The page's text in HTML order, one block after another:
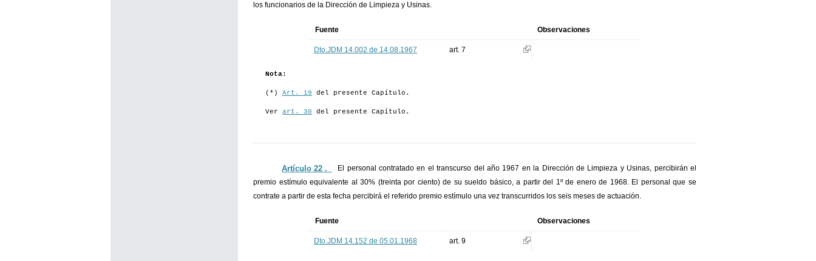
los funcionarios de la Dirección de Limpieza y Usinas.
Fuente Observaciones
Dto.JDM 14.002 de 14.08.1967 art. 7
Nota:
(*) Art. 19 del presente Capítulo.
Ver art. 30 del presente Capítulo.
Artículo 22 ._
El personal contratado en el transcurso del año 1967 en la Dirección de Limpieza y Usinas, percibirán el
premio estímulo equivalente al 30% (treinta por ciento) de su sueldo básico, a partir del 1º de enero de 1968. El personal que se
contrate a partir de esta fecha percibirá el referido premio estímulo una vez transcurridos los seis meses de actuación.
Fuente Observaciones
Dto.JDM 14.152 de 05.01.1968 art. 9